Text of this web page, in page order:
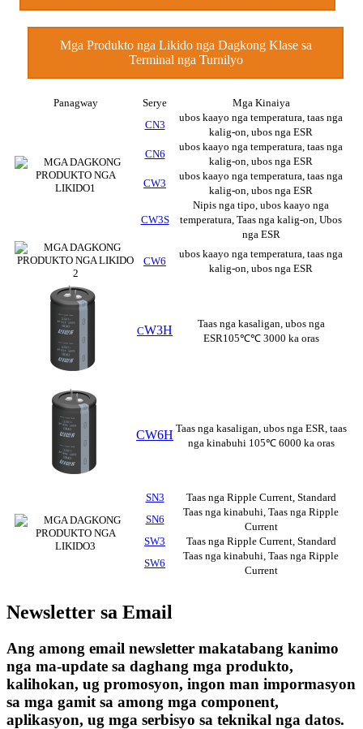
Mga Produkto nga Likido nga Dagkong Klase sa
Terminal nga Turnilyo
Panagway Serye
Mga Kinaiya
CN3
ubos kaayo nga temperatura, taas nga
kalig-on, ubos nga ESR
CN6
ubos kaayo nga temperatura, taas nga
kalig-on, ubos nga ESR
CW3
ubos kaayo nga temperatura, taas nga
kalig-on, ubos nga ESR
CW3S
Nipis nga tipo, ubos kaayo nga
temperatura, Taas nga kalig-on, Ubos
nga ESR
CW6
ubos kaayo nga temperatura, taas nga
kalig-on, ubos nga ESR
CW3H
Taas nga kasaligan, ubos nga
ESR105℃℃ 3000 ka oras
CW6H Taas nga kasaligan, ubos nga ESR, taas
nga kinabuhi 105℃ 6000 ka oras
SN3
Taas nga Ripple Current, Standard
SN6
Taas nga kinabuhi, Taas nga Ripple
Current
SW3
Taas nga Ripple Current, Standard
SW6
Taas nga kinabuhi, Taas nga Ripple
Current
Newsletter sa Email
Ang among email newsletter makatabang kanimo
nga ma-update sa daghang mga produkto,
kalihokan, ug promosyon, ingon man impormasyon
sa mga gamit sa among mga component,
aplikasyon, ug mga serbisyo sa teknikal nga datos.